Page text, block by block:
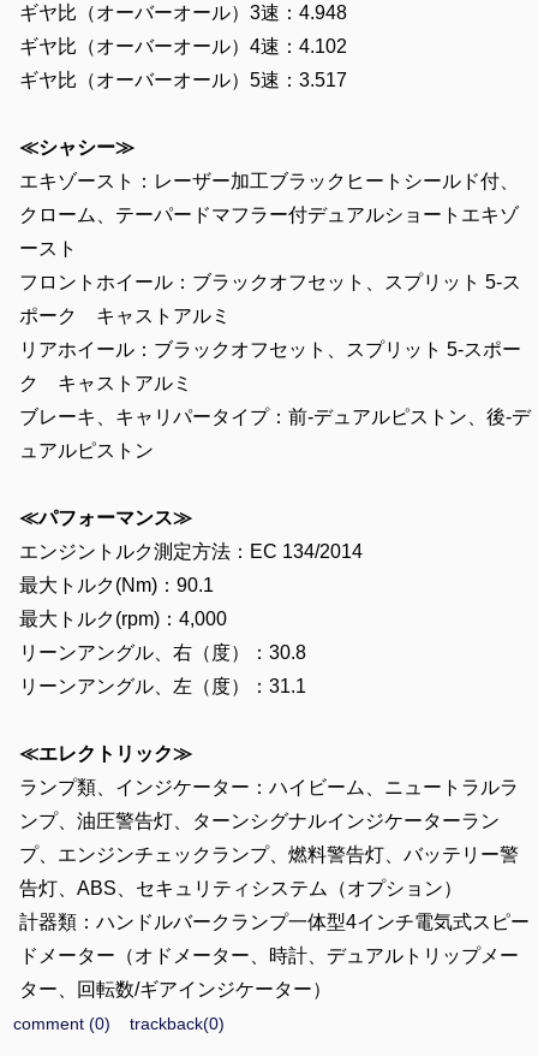
ギヤ比（オーバーオール）3速：4.948
ギヤ比（オーバーオール）4速：4.102
ギヤ比（オーバーオール）5速：3.517
≪シャシー≫
エキゾースト：レーザー加工ブラックヒートシールド付、
クローム、テーパードマフラー付デュアルショートエキゾ
ースト
フロントホイール：ブラックオフセット、スプリット 5-ス
ポーク キャストアルミ
リアホイール：ブラックオフセット、スプリット 5-スポー
ク キャストアルミ
ブレーキ、キャリパータイプ：前-デュアルピストン、後-デ
ュアルピストン
≪パフォーマンス≫
エンジントルク測定方法：EC 134/2014
最大トルク(Nm)：90.1
最大トルク(rpm)：4,000
リーンアングル、右（度）：30.8
リーンアングル、左（度）：31.1
≪エレクトリック≫
ランプ類、インジケーター：ハイビーム、ニュートラルラ
ンプ、油圧警告灯、ターンシグナルインジケーターラン
プ、エンジンチェックランプ、燃料警告灯、バッテリー警
告灯、ABS、セキュリティシステム（オプション）
計器類：ハンドルバークランプ一体型4インチ電気式スピー
ドメーター（オドメーター、時計、デュアルトリップメー
ター、回転数/ギアインジケーター）
comment (0) trackback(0)